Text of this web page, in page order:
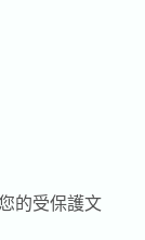
的受保護文